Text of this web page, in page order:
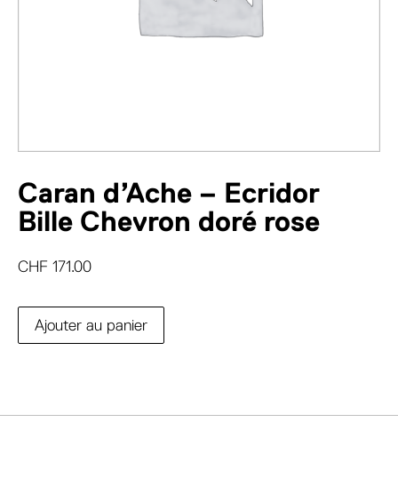
Caran d’Ache – Ecridor
Bille Chevron doré rose
CHF 171.00
Ajouter au panier